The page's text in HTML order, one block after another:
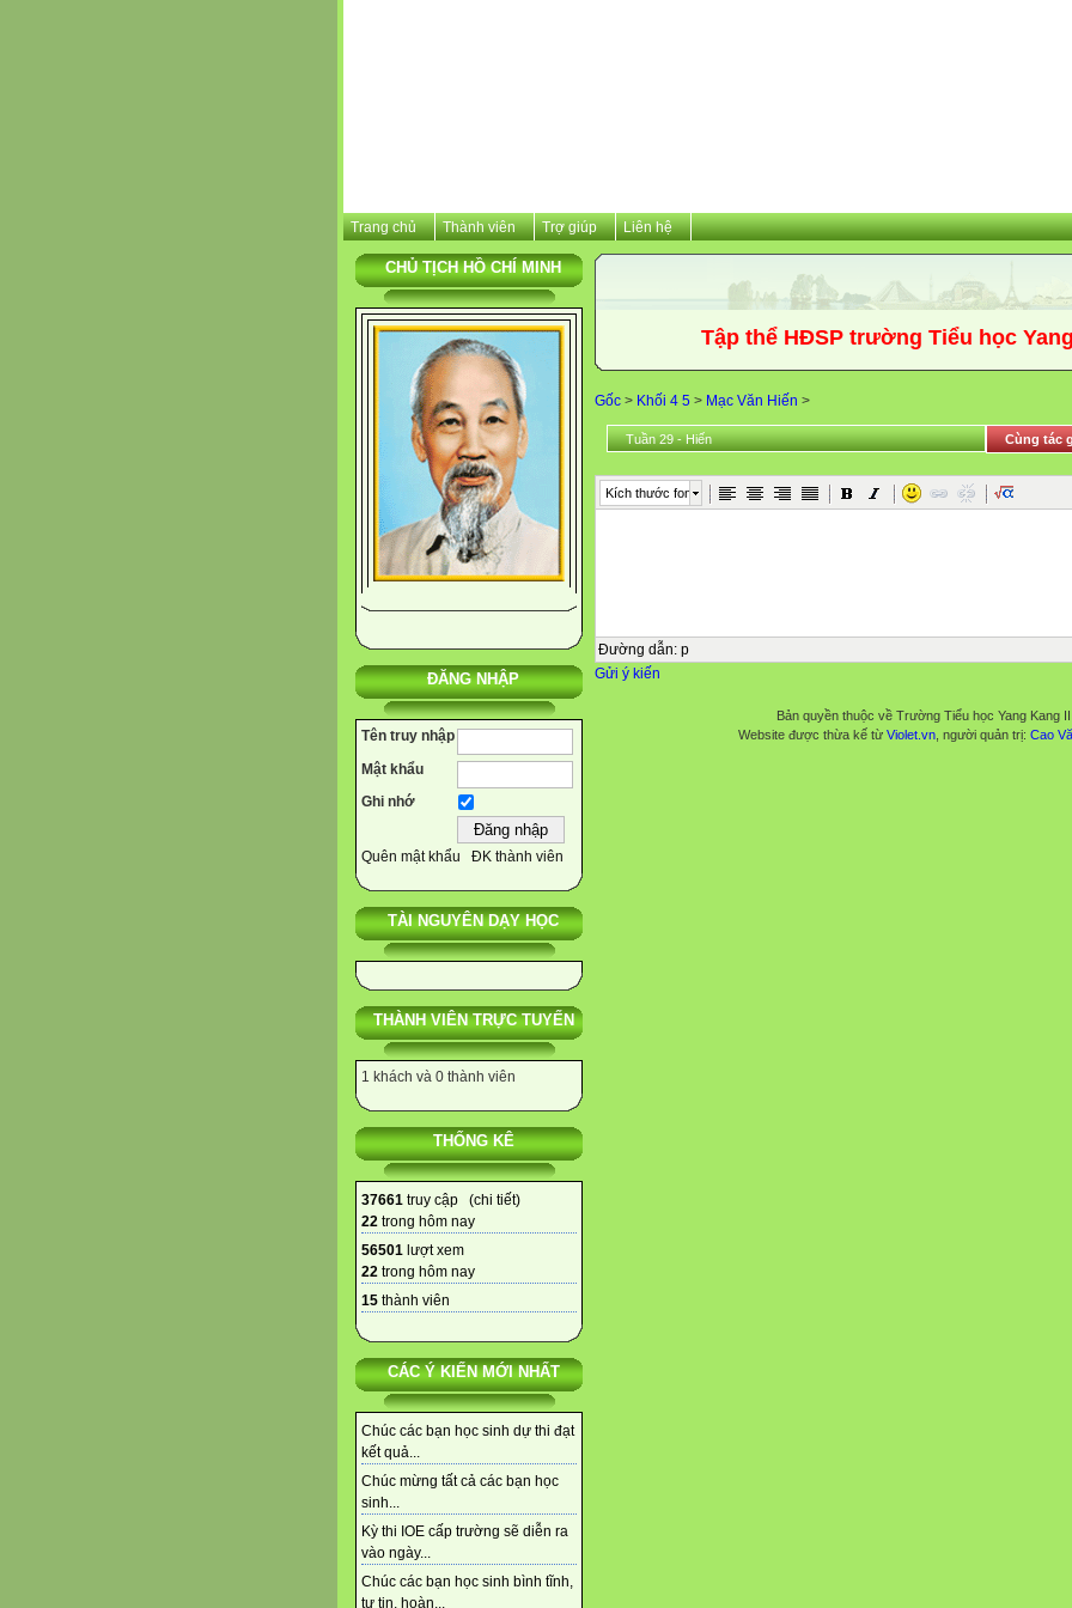
Trang chủ Thành viên Trợ giúp Liên hệ
CHỦ TỊCH HỒ CHÍ MINH
ĐĂNG NHẬP
Tên truy nhập
Mật khẩu
Ghi nhớ
Quên mật khẩu ĐK thành viên
TÀI NGUYÊN DẠY HỌC
THÀNH VIÊN TRỰC TUYẾN
1 khách và 0 thành viên
THỐNG KÊ
37661 truy cập (chi tiết)
22 trong hôm nay
56501 lượt xem
22 trong hôm nay
15 thành viên
CÁC Ý KIẾN MỚI NHẤT
Chúc các bạn học sinh dự thi đạt
kết quả...
Chúc mừng tất cả các bạn học
sinh...
Kỳ thi IOE cấp trường sẽ diễn ra
vào ngày...
Chúc các bạn học sinh bình tĩnh,
tự tin, hoàn...
Tập thể HĐSP trường Tiểu học Yang
Gốc > Khối 4 5 > Mạc Văn Hiến >
Tuần 29 - Hiến Cùng tác
Kích thước font
Đường dẫn: p
Gửi ý kiến
Bản quyền thuộc về Trường Tiểu học Yang Kang II
Website được thừa kế từ Violet.vn, người quản trị: Cao